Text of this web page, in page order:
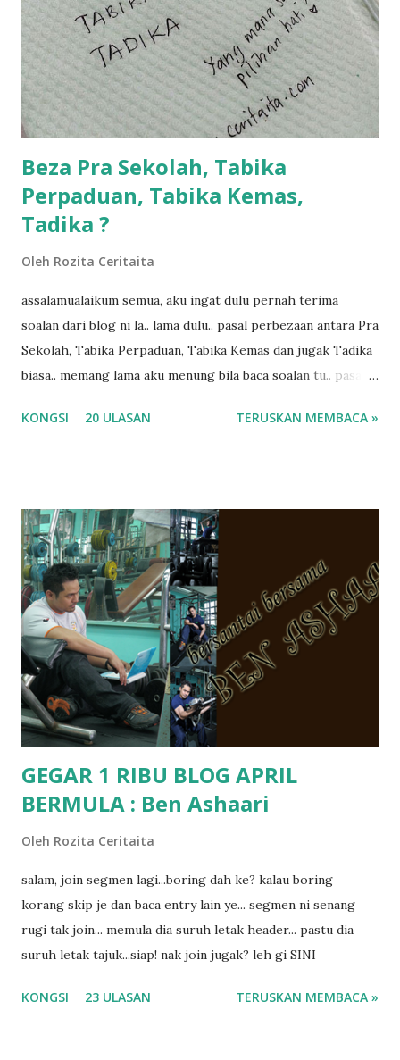
bahagi lah siapa nak pimpin siapa... dan biasanya aku akan
dukung adik hadi sambil pimpin kakak husna... yang abg
ngah dengan abg long terserah pada shah la pulak.. tapi
kalau ikut anak-anak semua nak ummi pimpin... ajer rebeh
ba...
Beza Pra Sekolah, Tabika
Perpaduan, Tabika Kemas,
Tadika ?
Oleh Rozita Ceritaita
assalamualaikum semua, aku ingat dulu pernah terima
soalan dari blog ni la.. lama dulu.. pasal perbezaan antara Pra
Sekolah, Tabika Perpaduan, Tabika Kemas dan jugak Tadika
biasa.. memang lama aku menung bila baca soalan tu.. pasal
ko.. masa tu aku baru je ada anak sorang dan aku hentam je
tanya sapa-sapa pun masa tu.. bila fikir-fikirkan balik terasa
jugak masa alahai teruknya kami sebagai ibubapa.. dan kami
terasa jugak semakin teruk bila abg long dah masuk 2 tahun
kat salah satu tadika swasta ni.. tapi nampaknya kenal huruf
pun tak tau.. pengsan aku bila ingat balik.. aku mula fikir
mungkin sebab abg long sendiri jenis budak yang ada
masalah dyslexia.. tapi minor la.. nanti la aku cerita pasal
dyslexia tu.. lepas tu kami buat keputusan pu...
KONGSI 20 ULASAN TERUSKAN MEMBACA »
GEGAR 1 RIBU BLOG APRIL
BERMULA : Ben Ashaari
Oleh Rozita Ceritaita
salam, join segmen lagi...boring dah ke? kalau boring
korang skip je dan baca entry lain ye... segmen ni senang
rugi tak join... memula dia suruh letak header... pastu dia
suruh letak tajuk...siap! nak join jugak? leh gi SINI
KONGSI 23 ULASAN TERUSKAN MEMBACA »